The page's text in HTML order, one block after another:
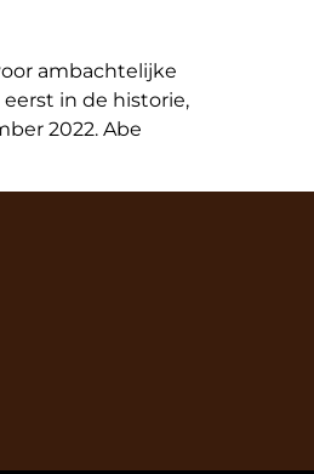
ambachtelijke
in de historie,
2022. Abe